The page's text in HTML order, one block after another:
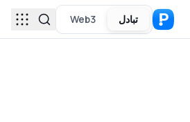
تبادل Web3